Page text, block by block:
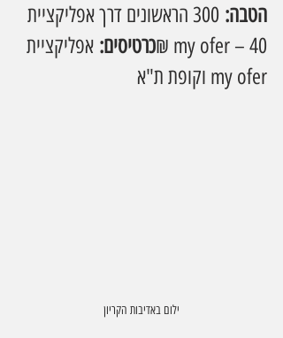
הטבה:
300 הראשונים דרך אפליקציית
my ofer – 40 ₪
כרטיסים: אפליקציית
my ofer וקופת ת"א
ילום באדיבות הקריון